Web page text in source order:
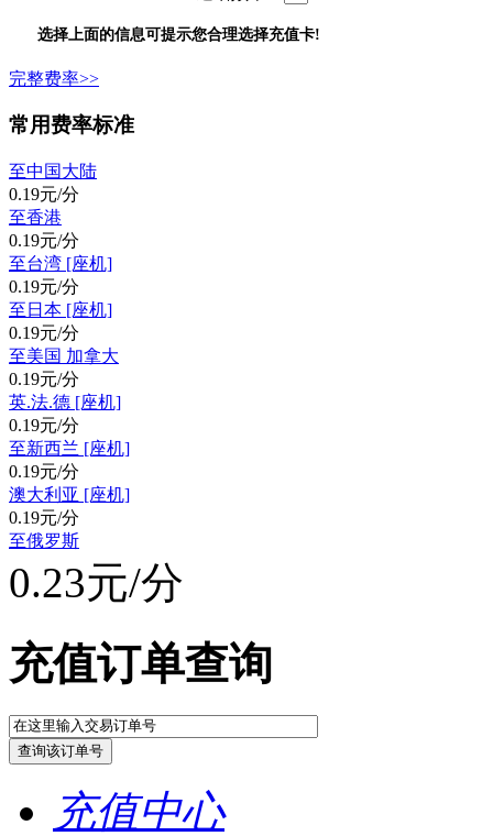
选择上面的信息可提示您合理选择充值卡!
完整费率>>
常用费率标准
至中国大陆
0.19元/分
至香港
0.19元/分
至台湾 [座机]
0.19元/分
至日本 [座机]
0.19元/分
至美国 加拿大
0.19元/分
英.法.德 [座机]
0.19元/分
至新西兰 [座机]
0.19元/分
澳大利亚 [座机]
0.19元/分
至俄罗斯
0.23元/分
充值订单查询
充值中心